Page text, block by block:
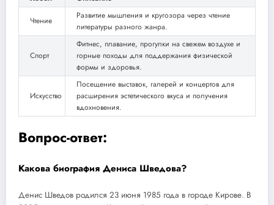
Чтение
Развитие мышления и кругозора через чтение
литературы разного жанра.
Спорт
Фитнес, плавание, прогулки на свежем воздухе и
горные походы для поддержания физической
формы и здоровья.
Искусство
Посещение выставок, галерей и концертов для
расширения эстетического вкуса и получения
вдохновения.
Вопрос-ответ:
Какова биография Дениса Шведова?
Денис Шведов родился 23 июня 1985 года в городе Кирове. В